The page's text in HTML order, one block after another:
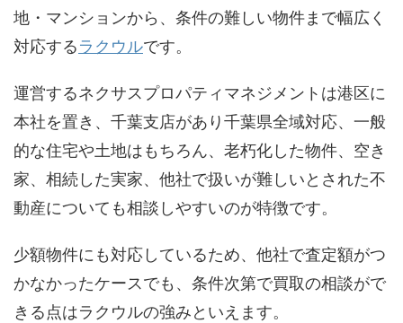
地・マンションから、条件の難しい物件まで幅広く
対応するラクウルです。
運営するネクサスプロパティマネジメントは港区に
本社を置き、千葉支店があり千葉県全域対応、一般
的な住宅や土地はもちろん、老朽化した物件、空き
家、相続した実家、他社で扱いが難しいとされた不
動産についても相談しやすいのが特徴です。
少額物件にも対応しているため、他社で査定額がつ
かなかったケースでも、条件次第で買取の相談がで
きる点はラクウルの強みといえます。